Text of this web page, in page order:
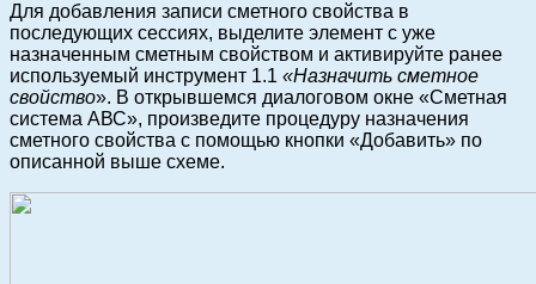
Для добавления записи сметного свойства в
последующих сессиях, выделите элемент с уже
назначенным сметным свойством и активируйте ранее
используемый инструмент 1.1 «Назначить сметное
свойство». В открывшемся диалоговом окне «Сметная
система АВС», произведите процедуру назначения
сметного свойства с помощью кнопки «Добавить» по
описанной выше схеме.